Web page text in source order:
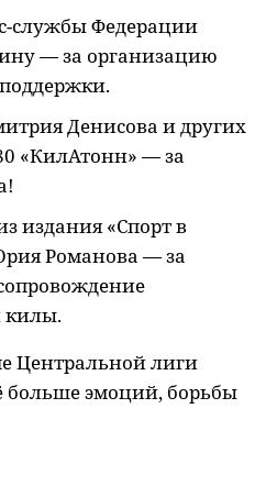
службы Федерации
— за организацию
Денисова и других
«КилАтонн» — за
издания «Спорт в
Романова — за
килы.
Центральной лиги
больше эмоций, борьбы